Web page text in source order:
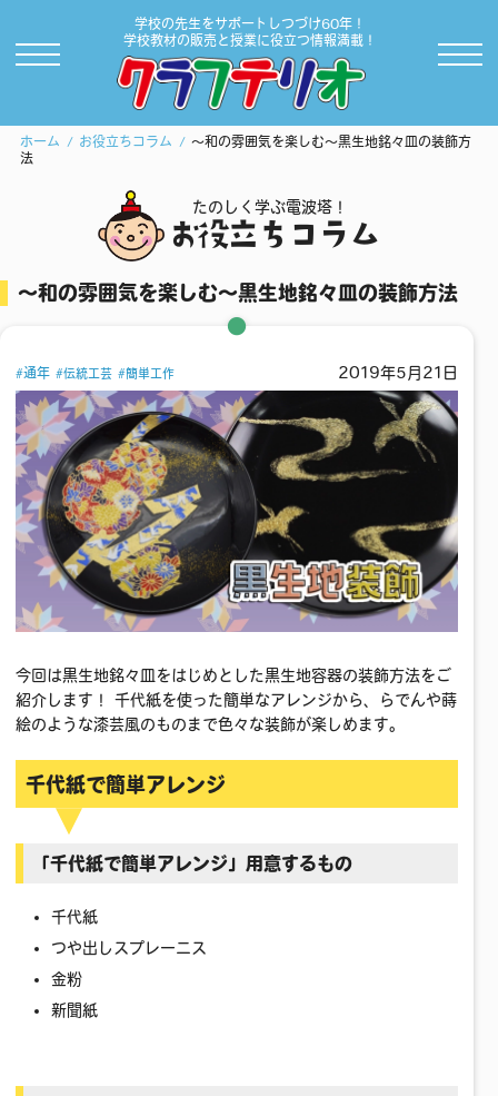
学校の先生をサポートしつづけ60年！
学校教材の販売と授業に役立つ情報満載！
ホーム お役立ちコラム
～和の雰囲気を楽しむ～黒生地銘々皿の装飾方
法
たのしく学ぶ電波塔！
お役立ちコラム
～和の雰囲気を楽しむ～黒生地銘々皿の装飾方法
通年 伝統工芸 簡単工作 2019年5月21日
今回は黒生地銘々皿をはじめとした黒生地容器の装飾方法をご
紹介します！ 千代紙を使った簡単なアレンジから、らでんや蒔
絵のような漆芸風のものまで色々な装飾が楽しめます。
千代紙で簡単アレンジ
「千代紙で簡単アレンジ」用意するもの
千代紙
つや出しスプレーニス
金粉
新聞紙